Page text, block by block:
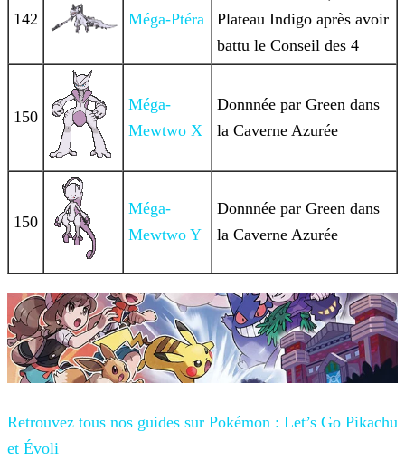
142 Méga-Ptéra
Plateau Indigo après avoir
battu le Conseil des 4
150
Méga-
Mewtwo X
Donnnée par Green dans
la Caverne Azurée
150
Méga-
Mewtwo Y
Donnnée par Green dans
la Caverne Azurée
Retrouvez tous nos guides sur Pokémon : Let’s Go Pikachu
et Évoli